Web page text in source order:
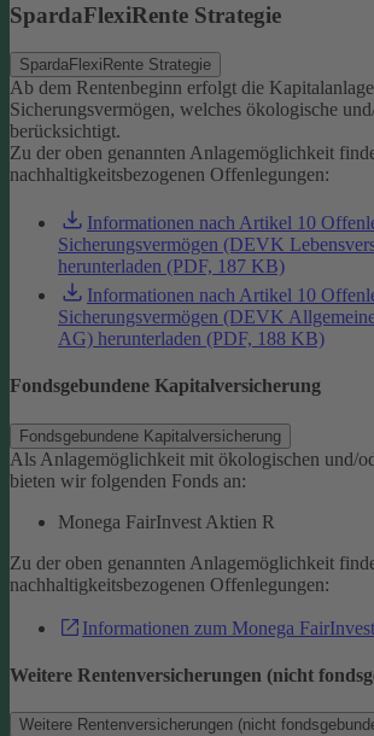
SpardaFlexiRente Strategie
SpardaFlexiRente Strategie
Ab dem Rentenbeginn erfolgt die
Sicherungsvermögen, welches ökologische
berücksichtigt.
Zu der oben genannten Anlagemöglichkeit
nachhaltigkeitsbezogenen Offenlegungen:
Informationen nach Artikel 10
Sicherungsvermögen (DEVK
herunterladen (PDF, 187 KB)
Informationen nach Artikel 10
Sicherungsvermögen (DEVK
AG) herunterladen (PDF, 188 KB)
Fondsgebundene Kapitalversicherung
Fondsgebundene Kapitalversicherung
Als Anlagemöglichkeit mit ökologischen und/
bieten wir folgenden Fonds an:
Monega FairInvest Aktien R
Zu der oben genannten Anlagemöglichkeit
nachhaltigkeitsbezogenen Offenlegungen:
Informationen zum Monega
Weitere Rentenversicherungen (nicht
Weitere Rentenversicherungen (nicht